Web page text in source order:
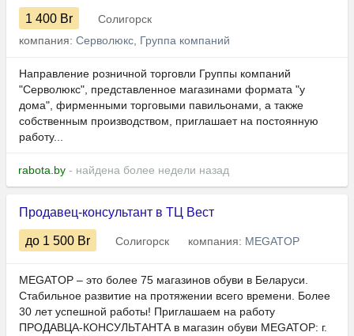
1 400 Br
Солигорск
компания: Серволюкс, Группа компаний
Направление розничной торговли Группы компаний
"Серволюкс", представленное магазинами формата "у
дома", фирменными торговыми павильонами, а также
собственным производством, приглашает на постоянную
работу...
rabota.by - найдена более недели назад
Продавец-консультант в ТЦ Вест
до 1 500 Br Солигорск компания: MEGATOP
MEGATOP – это более 75 магазинов обуви в Беларуси.
Стабильное развитие на протяжении всего времени. Более
30 лет успешной работы! Приглашаем на работу
ПРОДАВЦА-КОНСУЛЬТАНТА в магазин обуви MEGATOP: г.